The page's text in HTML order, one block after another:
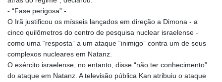
- “Fase perigosa” -
O Irã justificou os mísseis lançados em direção a Dimona - a
cinco quilômetros do centro de pesquisa nuclear israelense -
como uma “resposta” a um ataque “inimigo” contra um de seus
complexos nucleares em Natanz.
O exército israelense, no entanto, disse “não ter conhecimento”
do ataque em Natanz. A televisão pública Kan atribuiu o ataque